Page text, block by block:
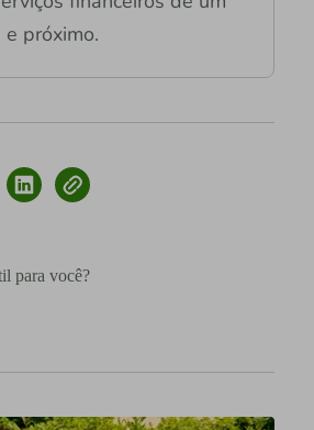
próximo.
para você?